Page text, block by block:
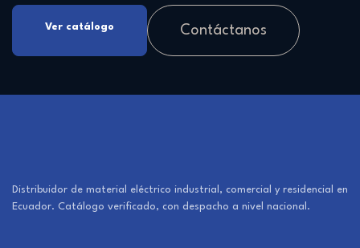
Ver catálogo Contáctanos
Distribuidor de material eléctrico industrial, comercial y residencial en
Ecuador. Catálogo verificado, con despacho a nivel nacional.